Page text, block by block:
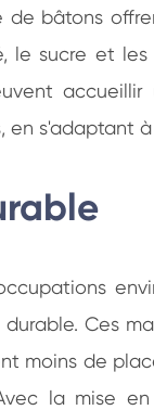
de bâtons
le sucre et
en s'adaptant
Ces
moins de
la mise